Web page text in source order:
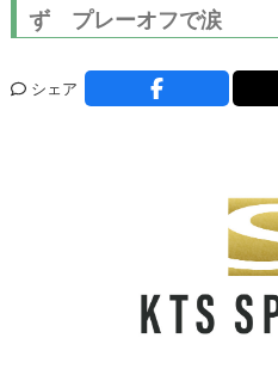
ず プレーオフで涙
シェア